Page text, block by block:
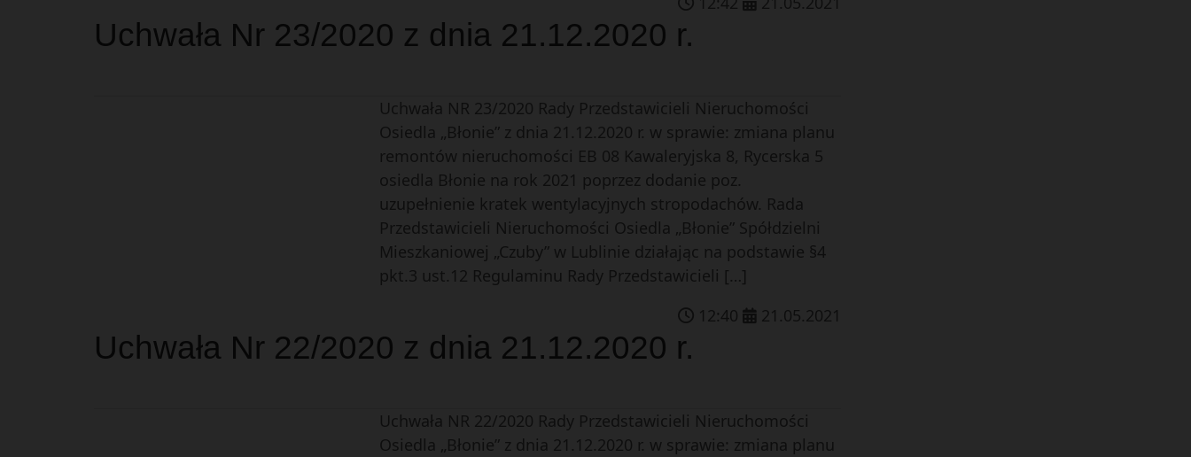
Uchwała Nr 23/2020 z dnia 21.12.2020 r.
Uchwała NR 23/2020 Rady Przedstawicieli Nieruchomości
Osiedla „Błonie” z dnia 21.12.2020 r. w sprawie: zmiana planu
remontów nieruchomości EB 08 Kawaleryjska 8, Rycerska 5
osiedla Błonie na rok 2021 poprzez dodanie poz.
uzupełnienie kratek wentylacyjnych stropodachów. Rada
Przedstawicieli Nieruchomości Osiedla „Błonie” Spółdzielni
Mieszkaniowej „Czuby” w Lublinie działając na podstawie §4
pkt.3 ust.12 Regulaminu Rady Przedstawicieli […]
12:40 21 .05.2021
Uchwała Nr 22/2020 z dnia 21.12.2020 r.
Uchwała NR 22/2020 Rady Przedstawicieli Nieruchomości
Osiedla „Błonie” z dnia 21.12.2020 r. w sprawie: zmiana planu